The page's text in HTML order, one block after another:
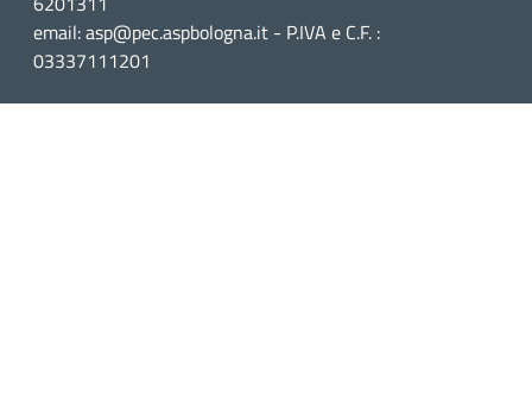
email: asp@pec.aspbologna.it - P.IVA e C.F. :
03337111201